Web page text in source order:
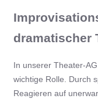
dramatischer
In unserer Theater-
wichtige Rolle. Durch
Reagieren auf